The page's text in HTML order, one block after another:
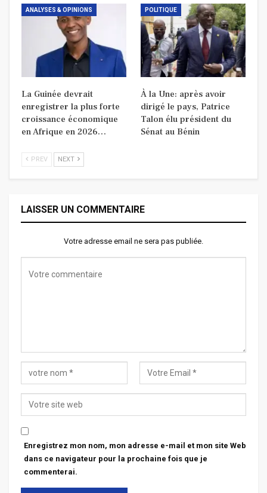
ANALYSES & OPINIONS
La Guinée devrait
enregistrer la plus forte
croissance économique
en Afrique en 2026…
POLITIQUE
À la Une: après avoir
dirigé le pays, Patrice
Talon élu président du
Sénat au Bénin
PREV NEXT
LAISSER UN COMMENTAIRE
Votre adresse email ne sera pas publiée.
Enregistrez mon nom, mon adresse e-mail et mon site Web
dans ce navigateur pour la prochaine fois que je
commenterai.